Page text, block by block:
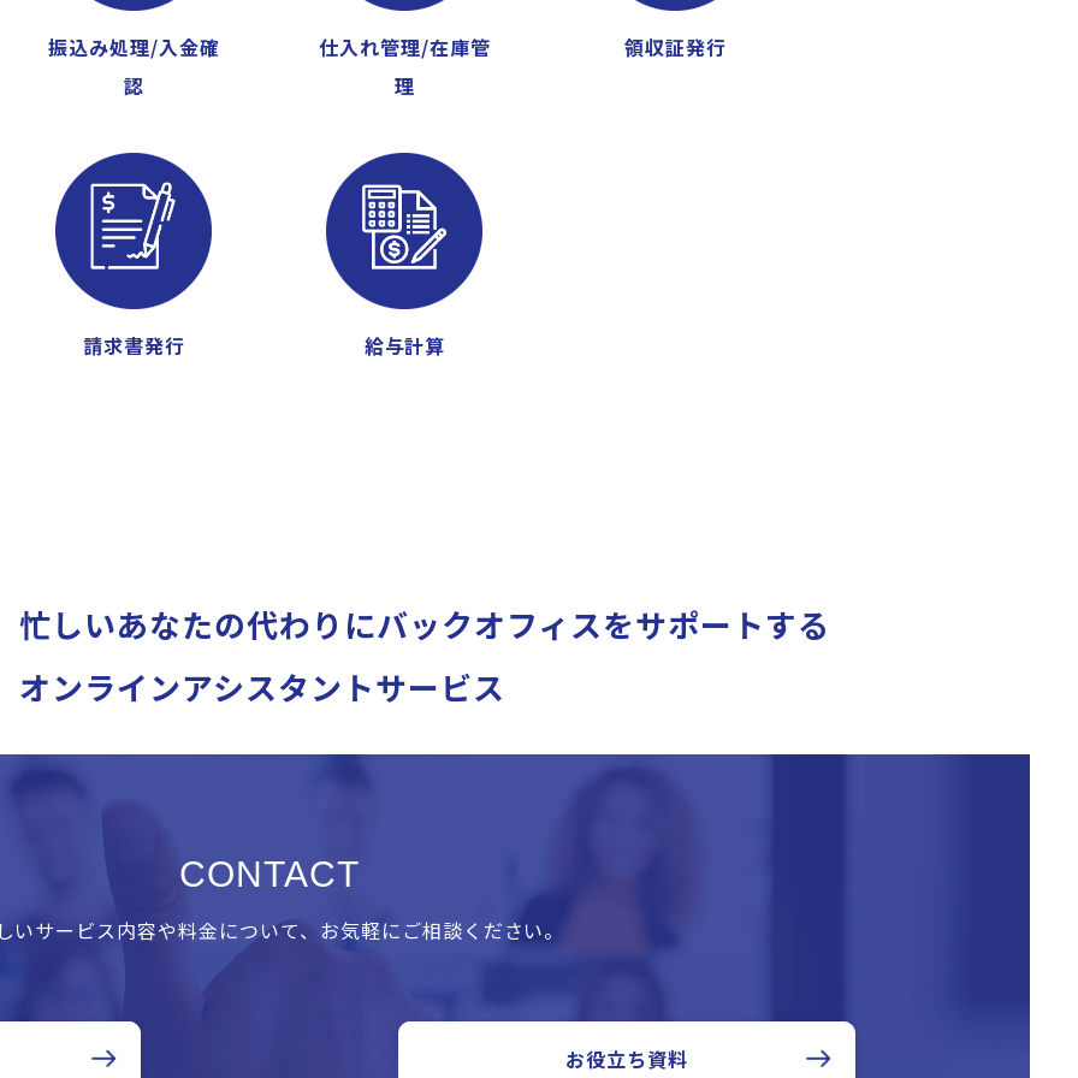
振込み処理/入金確
認
仕入れ管理/在庫管
理
領収証発行
請求書発行 給与計算
忙しいあなたの代わりにバックオフィスをサポートする
オンラインアシスタントサービス
CONTACT
いサービス内容や料金について、お気軽にご相談ください。
お役立ち資料